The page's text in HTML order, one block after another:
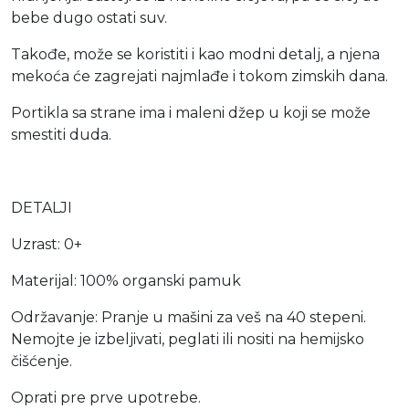
bebe dugo ostati suv.
Takođe, može se koristiti i kao modni detalj, a njena
mekoća će zagrejati najmlađe i tokom zimskih dana.
Portikla sa strane ima i maleni džep u koji se može
smestiti duda.
DETALJI
Uzrast: 0+
Materijal: 100% organski pamuk
Održavanje: Pranje u mašini za veš na 40 stepeni.
Nemojte je izbeljivati, peglati ili nositi na hemijsko
čišćenje.
Oprati pre prve upotrebe.